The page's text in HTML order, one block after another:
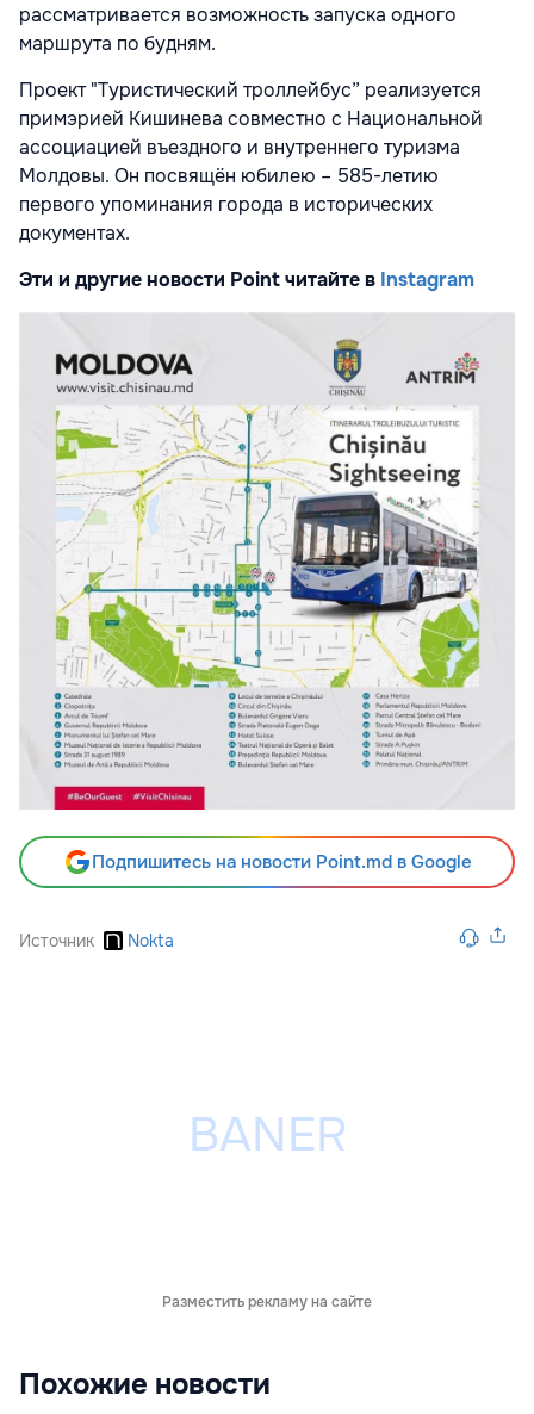
рассматривается возможность запуска одного
маршрута по будням.
Проект "Туристический троллейбус” реализуется
примэрией Кишинева совместно с Национальной
ассоциацией въездного и внутреннего туризма
Молдовы. Он посвящён юбилею – 585-летию
первого упоминания города в исторических
документах.
Эти и другие новости Point читайте в Instagram
Подпишитесь на новости Point.md в Google
Источник Nokta
Разместить рекламу на сайте
Похожие новости